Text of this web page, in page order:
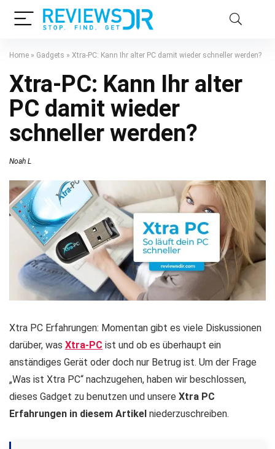
Home » Gadgets » Xtra-PC: Kann Ihr alter PC damit wieder schneller werden?
Xtra-PC: Kann Ihr alter
PC damit wieder
schneller werden?
Noah L
Xtra PC Erfahrungen: Momentan gibt es viele Diskussionen
darüber, was Xtra-PC ist und ob es überhaupt ein
anständiges Gerät oder doch nur Betrug ist. Um der Frage
„Was ist Xtra PC“ nachzugehen, haben wir beschlossen,
dieses Gadget zu benutzen und unsere Xtra PC
Erfahrungen in diesem Artikel niederzuschreiben.